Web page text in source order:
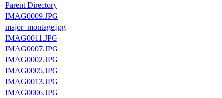
Parent Directory
IMAG0009.JPG
major_montage.jpg
IMAG0011.JPG
IMAG0007.JPG
IMAG0002.JPG
IMAG0005.JPG
IMAG0013.JPG
IMAG0006.JPG